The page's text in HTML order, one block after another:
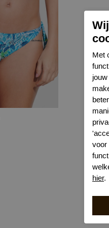
Met
voor
hier.